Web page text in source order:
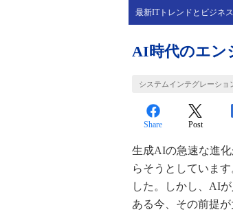
最新ITトレンドとビジネ
AI時代のエン
システムインテグレーショ
Share Post
生成AIの急速な進
らそうとしていま
した。しかし、AI
ある今、その前提が